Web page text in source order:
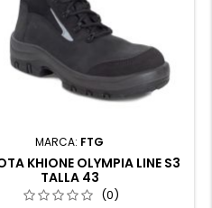
MARCA: FTG
KHIONE OLYMPIA LINE S3
TALLA 43
(0)